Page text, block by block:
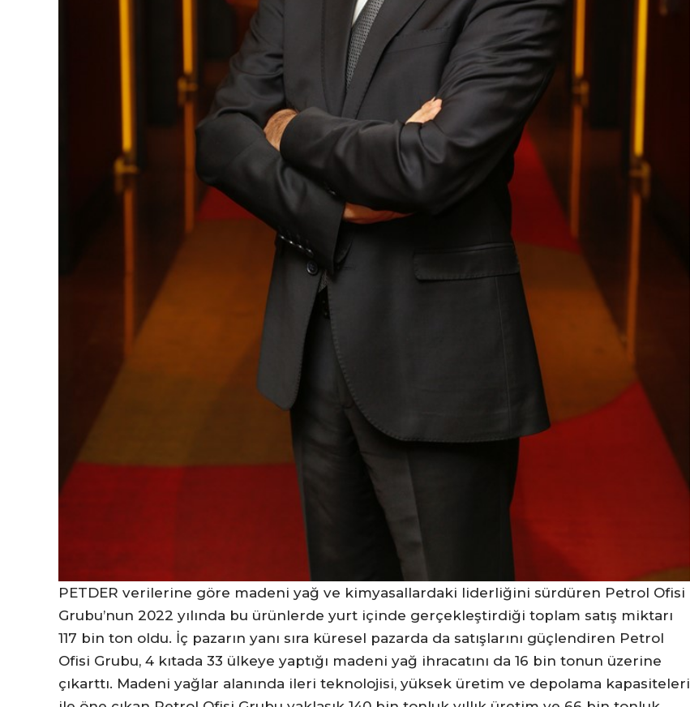
PETDER verilerine göre madeni yağ ve kimyasallardaki liderliğini sürdüren Petrol Ofisi
Grubu’nun 2022 yılında bu ürünlerde yurt içinde gerçekleştirdiği toplam satış miktarı
117 bin ton oldu. İç pazarın yanı sıra küresel pazarda da satışlarını güçlendiren Petrol
Ofisi Grubu, 4 kıtada 33 ülkeye yaptığı madeni yağ ihracatını da 16 bin tonun üzerine
çıkarttı. Madeni yağlar alanında ileri teknolojisi, yüksek üretim ve depolama kapasiteleri